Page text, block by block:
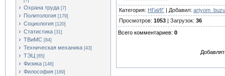
Охрана труда [7]
Политология [179]
Социология [120]
Статистика [31]
ТВиМС [84]
Техническая механика [43]
ТЭЦ [85]
Физика [146]
Философия [169]
Категория: НГиИГ | Добавил:
Просмотров: 1053 | Загрузок: 36
Всего комментариев: 0